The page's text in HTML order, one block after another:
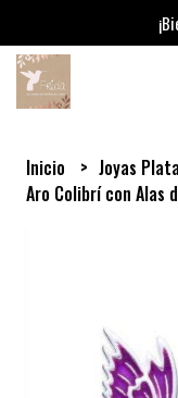
Inicio
Joyas
Aro Colibrí con Alas